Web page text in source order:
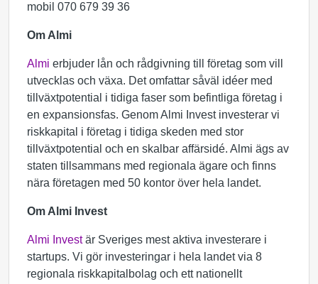
mobil 070 679 39 36
Om Almi
Almi erbjuder lån och rådgivning till företag som vill
utvecklas och växa. Det omfattar såväl idéer med
tillväxtpotential i tidiga faser som befintliga företag i
en expansionsfas. Genom Almi Invest investerar vi
riskkapital i företag i tidiga skeden med stor
tillväxtpotential och en skalbar affärsidé. Almi ägs av
staten tillsammans med regionala ägare och finns
nära företagen med 50 kontor över hela landet.
Om Almi Invest
Almi Investär Sveriges mest aktiva investerare i
startups. Vi gör investeringar i hela landet via 8
regionala riskkapitalbolag och ett nationellt